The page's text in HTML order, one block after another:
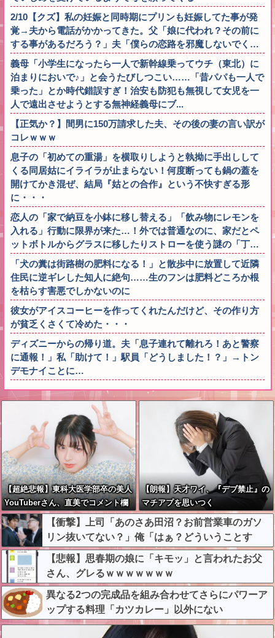
2/10【クズ】私の妊娠と同時期にプリンも妊娠してた事が発
覚→夫から電話がかかってきた。父「娘に代われ？その前に
する事があるだろう？」夫「僕らの恋路を邪魔しないでく…
義母「小学生になったら一人で新幹線乗ってウチ（東北）に
泊まりにおいで♪」と会うたびしつこい……「昔パパも一人で
乗った」とか時代錯誤すぎ！治安も防犯も無視して女児を一
人で遠出させようとする無神経義母にブ...
【正気か？】間男に150万請求した夫、その後の妻の言い訳が
コレｗｗｗ
息子の「初めての重湯」を横取りしようと執拗に手出しして
くる同居姑にイライラが止まらない！何度断っても鍋の蓋を
開けてかき混ぜ、結局『姑との合作』という不快すぎる形
に・・・
恋人の「家で納豆を小鉢に移し替える」「飲み物にレモンを
入れる」行動に限界が来た…！外では普通なのに、家だとペ
ットボトルからグラスに移したりストローを使う謎の「丁…
「犬の糞は街路樹の肥料になる！」と散歩中に放置して近隣
住民に逆ギレした知人に絶句……生のフンは肥料どころか根
を枯らす害悪でしかないのに
彼女がアイスコーヒーを作ってくれたんだけど、その作り方
が貧乏くさくて冷めた・・・
ディズニーからの帰り道。夫「息子連れて離れろ！あと警察
に通報！」私「助けて！」駅員「どうしました！？」→トン
デモナイことに…
【超絶悲報】東科大医学部卒の美人
YouTuberさん、直美でコメント欄
が炎上してしまう…
【朗報】天才ワイ、『デブ禁止』の
マチアプを思いつく
【衝撃】上司「あのさあ田沼？お前営業車のガソ
リン抜いてない？」俺「はぁ？どういうことす
か？」上司「自分の車に入れ替えたりしてな
い？？」←これw w w w w w
【悲報】思春期の娘に「キモッ」と言われたお父
さん、グレるｗｗｗｗｗｗｗ
異なる2つの完成品を組み合わせてさらにパワーア
ップする料理「カツカレー」以外にない